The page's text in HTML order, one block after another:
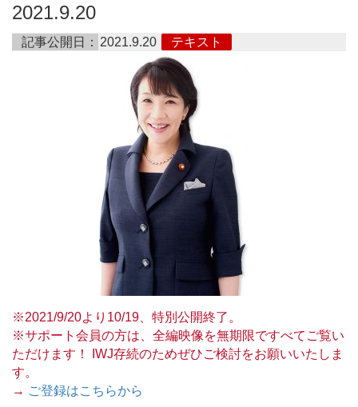
2021.9.20
記事公開日： 2021.9.20 テキスト
※2021/9/20より10/19、特別公開終了。
※サポート会員の方は、全編映像を無期限ですべてご覧い
ただけます！ IWJ存続のためぜひご検討をお願いいたしま
す。
→ ご登録はこちらから